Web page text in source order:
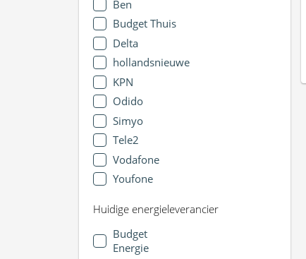
Ben
Budget Thuis
Delta
hollandsnieuwe
KPN
Odido
Simyo
Tele2
Vodafone
Youfone
Huidige energieleverancier
Budget
Energie